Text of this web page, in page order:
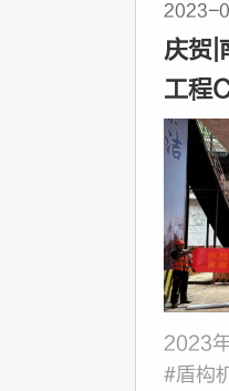
2023-
庆贺|
工程
始发
2023
#盾构